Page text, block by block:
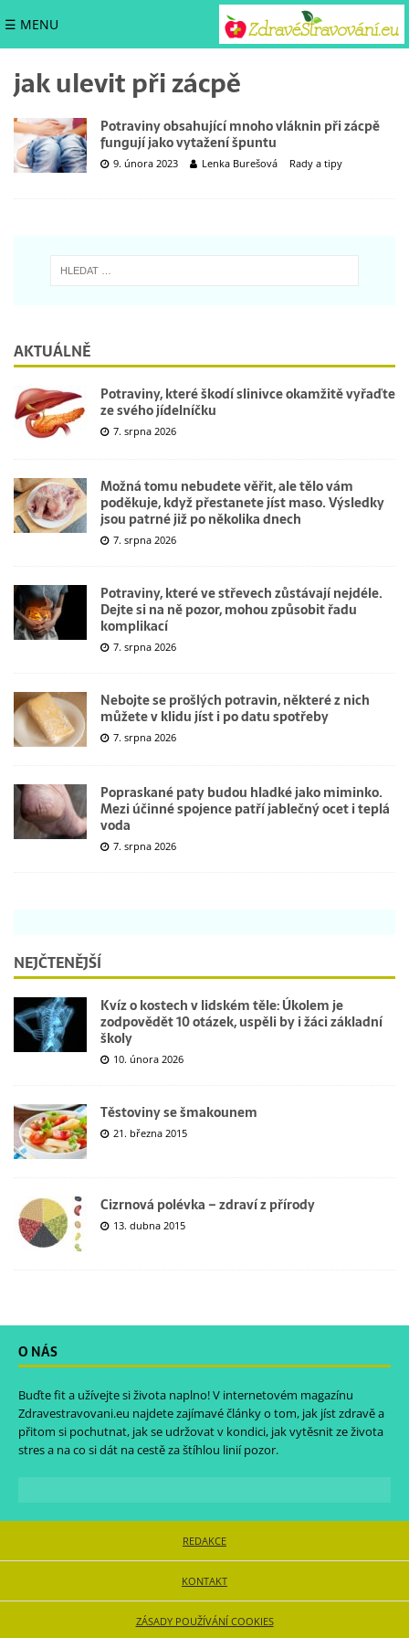
☰ MENU
jak ulevit při zácpě
Potraviny obsahující mnoho vláknin při zácpě
fungují jako vytažení špuntu
9. února 2023 Lenka Burešová Rady a tipy
AKTUÁLNĚ
Potraviny, které škodí slinivce okamžitě vyřaďte
ze svého jídelníčku
7. srpna 2026
Možná tomu nebudete věřit, ale tělo vám
poděkuje, když přestanete jíst maso. Výsledky
jsou patrné již po několika dnech
7. srpna 2026
Potraviny, které ve střevech zůstávají nejdéle.
Dejte si na ně pozor, mohou způsobit řadu
komplikací
7. srpna 2026
Nebojte se prošlých potravin, některé z nich
můžete v klidu jíst i po datu spotřeby
7. srpna 2026
Popraskané paty budou hladké jako miminko.
Mezi účinné spojence patří jablečný ocet i teplá
voda
7. srpna 2026
NEJČTENĚJŠÍ
Kvíz o kostech v lidském těle: Úkolem je
zodpovědět 10 otázek, uspěli by i žáci základní
školy
10. února 2026
Těstoviny se šmakounem
21. března 2015
Cizrnová polévka – zdraví z přírody
13. dubna 2015
O NÁS
Buďte fit a užívejte si života naplno! V internetovém magazínu
Zdravestravovani.eu najdete zajímavé články o tom, jak jíst zdravě a
přitom si pochutnat, jak se udržovat v kondici, jak vytěsnit ze života
stres a na co si dát na cestě za štíhlou linií pozor.
REDAKCE
KONTAKT
ZÁSADY POUŽÍVÁNÍ COOKIES